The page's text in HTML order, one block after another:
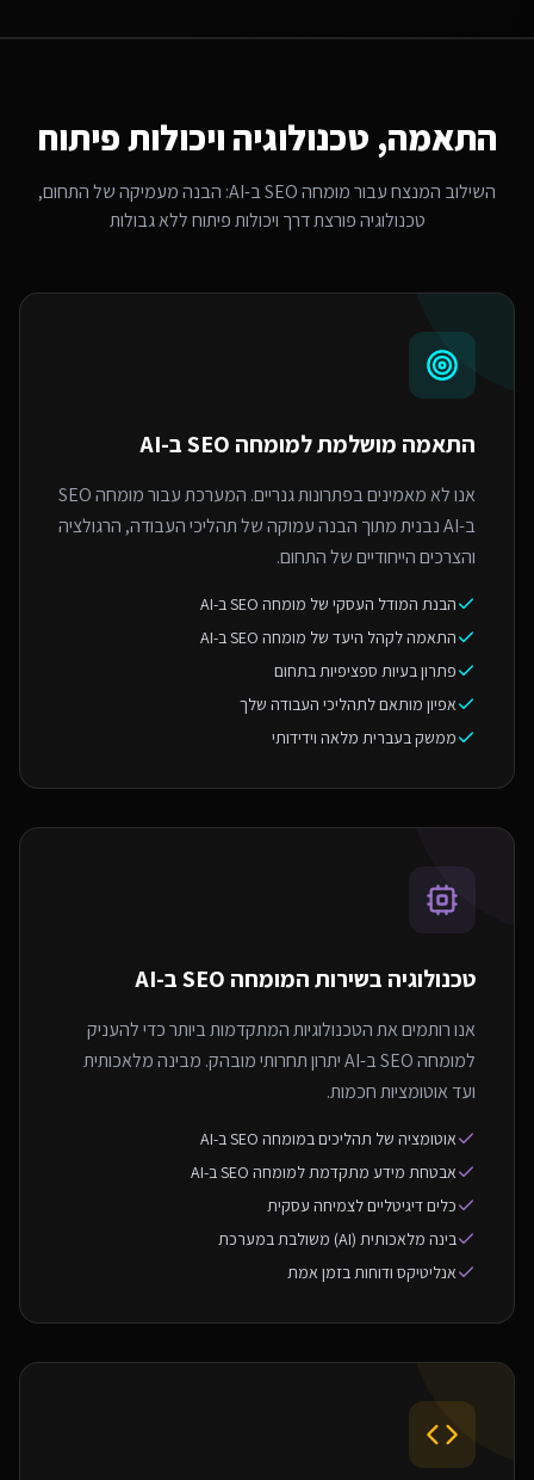
התאמה, טכנולוגיה ויכולות פיתוח
השילוב המנצח עבורמומחה SEO ב-AI
: הבנה מעמיקה של התחום,
טכנולוגיה פורצת דרך ויכולות פיתוח ללא גבולות
התאמה מושלמת למומחה SEO ב-AI
אנו לא מאמינים בפתרונות גנריים. המערכת עבור מומחה SEO
ב-AI נבנית מתוך הבנה עמוקה של תהליכי העבודה, הרגולציה
והצרכים הייחודיים של התחום.
הבנת המודל העסקי של מומחה SEO ב-AI
התאמה לקהל היעד של מומחה SEO ב-AI
פתרון בעיות ספציפיות בתחום
אפיון מותאם לתהליכי העבודה שלך
ממשק בעברית מלאה וידידותי
טכנולוגיה בשירות המומחה SEO ב-AI
אנו רותמים את הטכנולוגיות המתקדמות ביותר כדי להעניק
למומחה SEO ב-AI יתרון תחרותי מובהק. מבינה מלאכותית
ועד אוטומציות חכמות.
אוטומציה של תהליכים במומחה SEO ב-AI
אבטחת מידע מתקדמת למומחה SEO ב-AI
כלים דיגיטליים לצמיחה עסקית
בינה מלאכותית (AI) משולבת במערכת
אנליטיקס ודוחות בזמן אמת